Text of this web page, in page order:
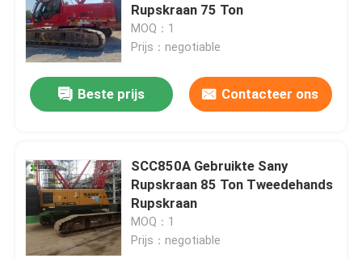
Rupskraan 75 Ton
MOQ：1
Prijs：negotiable
Beste prijs Contacteer ons
SCC850A Gebruikte Sany
Rupskraan 85 Ton Tweedehands
Rupskraan
MOQ：1
Prijs：negotiable